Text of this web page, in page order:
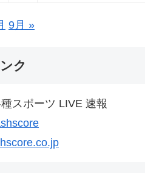
9月 »
ク
種スポーツ LIVE 速報